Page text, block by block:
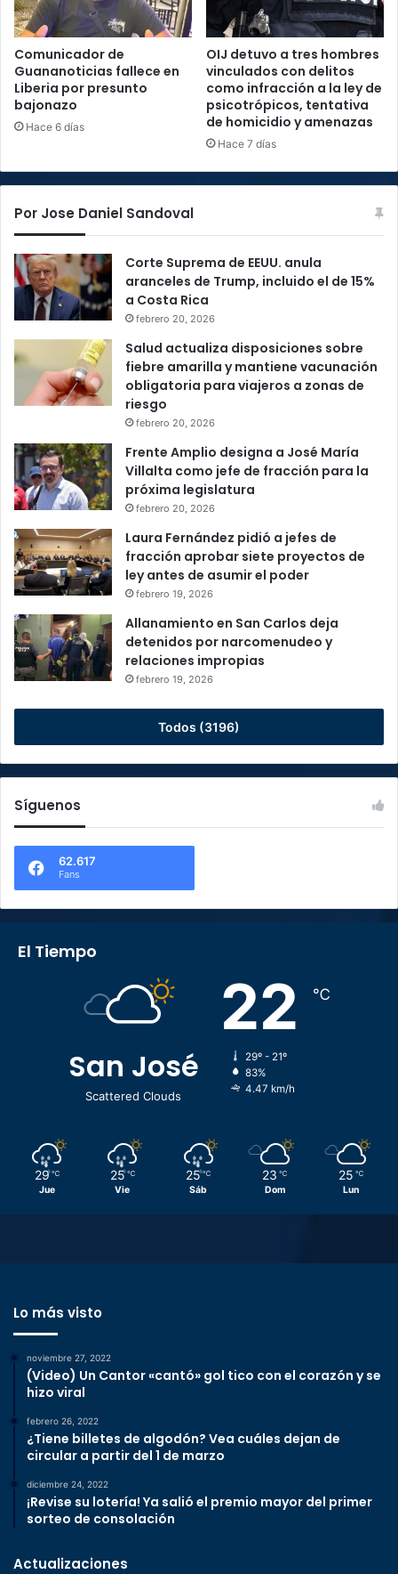
Comunicador de
Guananoticias fallece en
Liberia por presunto
bajonazo
Hace 6 días
OIJ detuvo a tres hombres
vinculados con delitos
como infracción a la ley de
psicotrópicos, tentativa
de homicidio y amenazas
Hace 7 días
Por Jose Daniel Sandoval
Corte Suprema de EEUU. anula
aranceles de Trump, incluido el de 15%
a Costa Rica
febrero 20, 2026
Salud actualiza disposiciones sobre
fiebre amarilla y mantiene vacunación
obligatoria para viajeros a zonas de
riesgo
febrero 20, 2026
Frente Amplio designa a José María
Villalta como jefe de fracción para la
próxima legislatura
febrero 20, 2026
Laura Fernández pidió a jefes de
fracción aprobar siete proyectos de
ley antes de asumir el poder
febrero 19, 2026
Allanamiento en San Carlos deja
detenidos por narcomenudeo y
relaciones impropias
febrero 19, 2026
Todos (3196)
Síguenos
62.617
Fans
El Tiempo
San José
Scattered Clouds
22 ℃
29º - 21º
83%
4.47 km/h
29 ℃
Jue
25 ℃
Vie
25 ℃
Sáb
23 ℃
Dom
25 ℃
Lun
Lo más visto
noviembre 27, 2022
(Video) Un Cantor «cantó» gol tico con el corazón y se
hizo viral
febrero 26, 2022
¿Tiene billetes de algodón? Vea cuáles dejan de
circular a partir del 1 de marzo
diciembre 24, 2022
¡Revise su lotería! Ya salió el premio mayor del primer
sorteo de consolación
Actualizaciones